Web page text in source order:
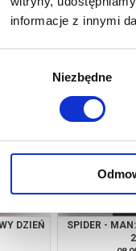
informacje z innymi
Niezbędne
PSI
DZIEŃ
SPIDER -